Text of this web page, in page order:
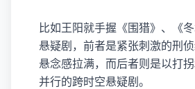
比如王阳就手握《围猎》、《
悬疑剧，前者是紧张刺激的刑
悬念感拉满，而后者则是以打
并行的跨时空悬疑剧。